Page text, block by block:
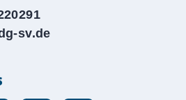
sv.de